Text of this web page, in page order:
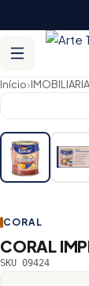
Início›IMOBILIARIA
CORAL
CORAL
SKU 09424